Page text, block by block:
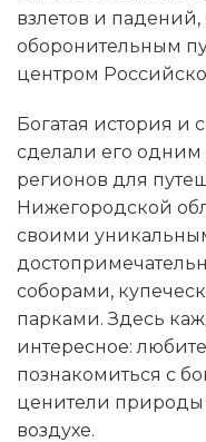
взлетов и
оборонительным
центром
Богатая история и
сделали его
регионов для
Нижегородской
своими
соборами,
парками. Здесь
интересное:
познакомиться с
ценители природы
воздухе.